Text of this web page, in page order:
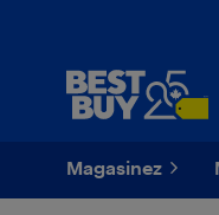
Magasinez